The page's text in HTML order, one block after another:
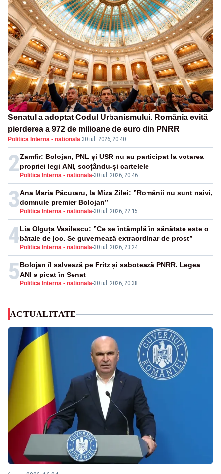
Senatul a adoptat Codul Urbanismului. România evită
pierderea a 972 de milioane de euro din PNRR
Politica Interna - nationala·30 iul. 2026, 20:40
2 Politica Interna - nationala-30 iul. 2026, 20:46
Zamfir: Bolojan, PNL și USR nu au participat la votarea
propriei legi ANI, scoțându-și cartelele
3 Politica Interna - nationala-30 iul. 2026, 22:15
Ana Maria Păcuraru, la Miza Zilei: ”Românii nu sunt naivi,
domnule premier Bolojan”
4 Politica Interna - nationala-30 iul. 2026, 23:24
Lia Olguța Vasilescu: ”Ce se întâmplă în sănătate este o
bătaie de joc. Se guvernează extraordinar de prost”
5 Politica Interna - nationala-30 iul. 2026, 20:38
Bolojan îl salvează pe Fritz și sabotează PNRR. Legea
ANI a picat în Senat
ACTUALITATE